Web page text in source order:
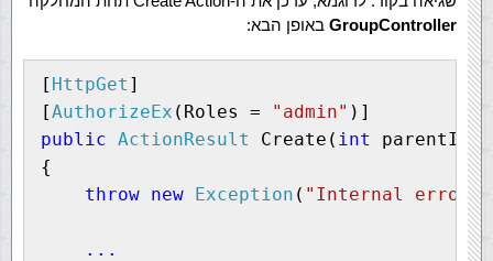
GroupController באופן הבא:
[ HttpGet ]
[AuthorizeEx (Roles = "admin" )]
public ActionResult Create( int
parentId)
{
throw new Exception ( "Internal error"
...